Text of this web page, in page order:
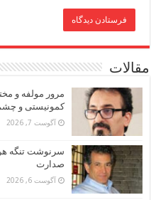
مقالات
مرور مولفه و
کمونیستی و چشم
آگوست 7, 2026
سرنوشت تنگه
صدارت
آگوست 6, 2026